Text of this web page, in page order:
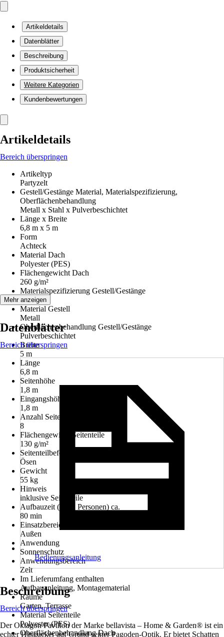
Artikeldetails
Datenblätter
Beschreibung
Produktsicherheit
Weitere Kategorien
Kundenbewertungen
Artikeldetails
Bereich überspringen
Artikeltyp
Partyzelt
Gestell/Gestänge Material, Materialspezifizierung,
Oberflächenbehandlung
Metall x Stahl x Pulverbeschichtet
Länge x Breite
6,8 m x 5 m
Form
Achteck
Material Dach
Polyester (PES)
Flächengewicht Dach
260 g/m²
Materialspezifizierung Gestell/Gestänge
Stahl
Material Gestell
Metall
Oberflächenbehandlung Gestell/Gestänge
Pulverbeschichtet
Breite
5 m
Länge
6,8 m
Seitenhöhe
1,8 m
Eingangshöhe
1,8 m
Anzahl Seitenteile
8
Flächengewicht Seitenteile
130 g/m²
Seitenteilbefestigung
Ösen
Gewicht
55 kg
Hinweis
inklusive Seitenteile
Aufbauzeit (mit 2 Personen) ca.
80 min
Einsatzbereich
Außen
Anwendung
Sonnenschutz
Anwendungsbereich
Zelt
Im Lieferumfang enthalten
Aufbauanleitung, Montagematerial
Räume
Garten, Terrasse
Material Seitenteile
Polyester (PES)
Oberflächenbehandlung Dach
Mehr anzeigen
Datenblätter
Bereich überspringen
Bedienungsanleitung
Beschreibung
Bereich überspringen
Der Oktagon Pavillon der Marke bellavista – Home & Garden® ist ein
echter Hingucker auf Grund seiner Pagoden-Optik. Er bietet Schatten